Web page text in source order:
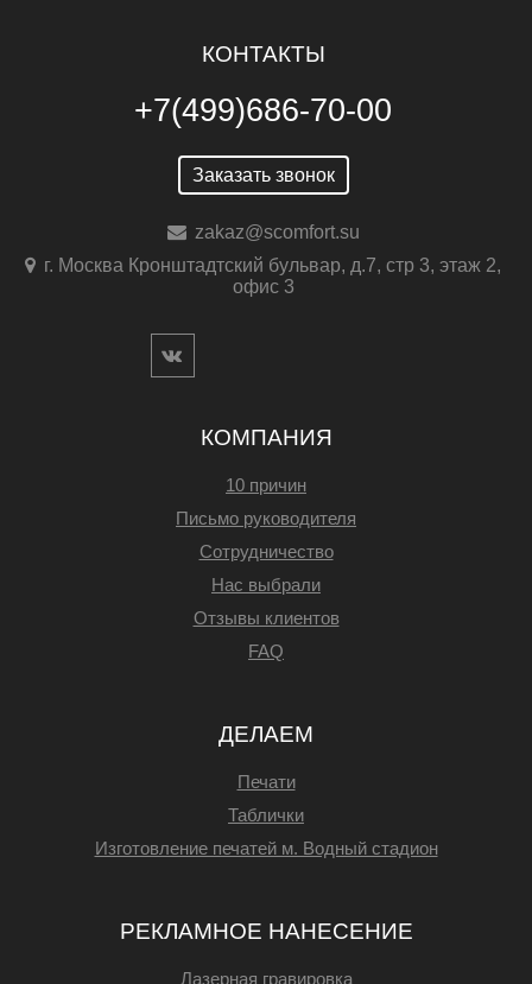
КОНТАКТЫ
+7(499)686-70-00
Заказать звонок
zakaz@scomfort.su
г. Москва Кронштадтский бульвар, д.7, стр 3, этаж 2,
офис 3
КОМПАНИЯ
10 причин
Письмо руководителя
Сотрудничество
Нас выбрали
Отзывы клиентов
FAQ
ДЕЛАЕМ
Печати
Таблички
Изготовление печатей м. Водный стадион
РЕКЛАМНОЕ НАНЕСЕНИЕ
Лазерная гравировка